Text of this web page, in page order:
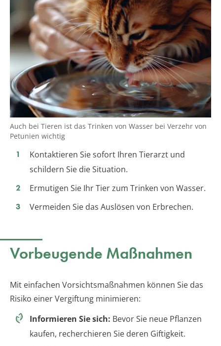
Auch bei Tieren ist das Trinken von Wasser bei Verzehr von
Petunien wichtig
Kontaktieren Sie sofort Ihren Tierarzt und
schildern Sie die Situation.
Ermutigen Sie Ihr Tier zum Trinken von Wasser.
Vermeiden Sie das Auslösen von Erbrechen.
Vorbeugende Maßnahmen
Mit einfachen Vorsichtsmaßnahmen können Sie das
Risiko einer Vergiftung minimieren:
Informieren Sie sich: Bevor Sie neue Pflanzen
kaufen, recherchieren Sie deren Giftigkeit.